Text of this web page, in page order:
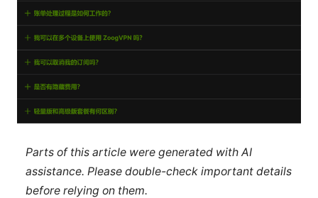
Parts of this article were generated with AI
assistance. Please double-check important details
before relying on them.